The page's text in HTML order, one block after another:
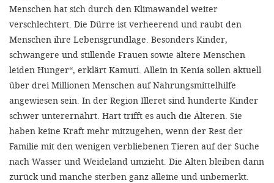
Menschen hat sich durch den Klimawandel weiter
verschlechtert. Die Dürre ist verheerend und raubt den
Menschen ihre Lebensgrundlage. Besonders Kinder,
schwangere und stillende Frauen sowie ältere Menschen
leiden Hunger“, erklärt Kamuti. Allein in Kenia sollen aktuell
über drei Millionen Menschen auf Nahrungsmittelhilfe
angewiesen sein. In der Region Illeret sind hunderte Kinder
schwer unterernährt. Hart trifft es auch die Älteren. Sie
haben keine Kraft mehr mitzugehen, wenn der Rest der
Familie mit den wenigen verbliebenen Tieren auf der Suche
nach Wasser und Weideland umzieht. Die Alten bleiben dann
zurück und manche sterben ganz alleine und unbemerkt.